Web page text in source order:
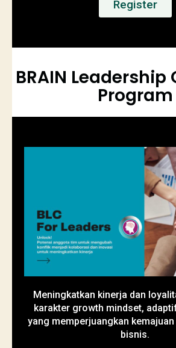
Register
BRAIN
Program
Meningkatkan kinerja dan
karakter growth mindset,
yang memperjuangkan
bisnis.